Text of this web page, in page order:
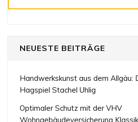
NEUESTE BEITRÄGE
Handwerkskunst aus dem Allgäu:
Hagspiel Stachel Uhlig
Optimaler Schutz mit der VHV
Wohngebäudeversicherung